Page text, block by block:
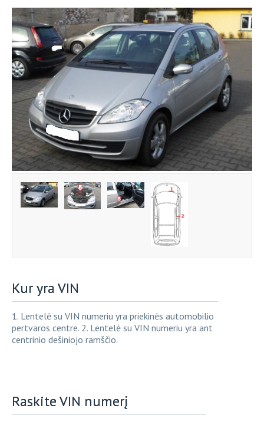
Kur yra VIN
1. Lentelė su VIN numeriu yra priekinės automobilio
pertvaros centre. 2. Lentelė su VIN numeriu yra ant
centrinio dešiniojo ramščio.
Raskite VIN numerį